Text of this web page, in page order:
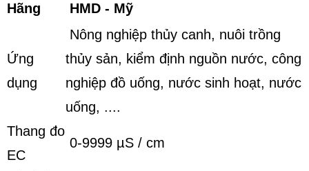
Hãng
HMD - Mỹ
Ứng
dụng
Nông nghiệp thủy canh, nuôi trồng
thủy sản, kiểm định nguồn nước, công
nghiệp đồ uống, nước sinh hoạt, nước
uống, ....
Thang đo
EC
0-9999 µS / cm